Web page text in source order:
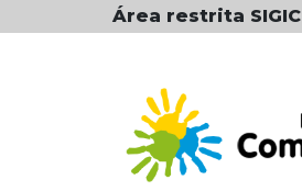
Área restrita SIGIC